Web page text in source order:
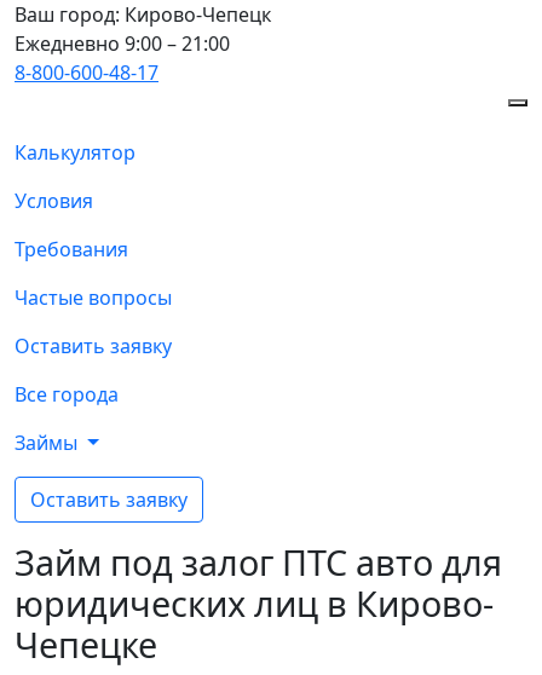
Ваш город: Кирово-Чепецк
Ежедневно 9:00 – 21:00
8-800-600-48-17
Калькулятор
Условия
Требования
Частые вопросы
Оставить заявку
Все города
Займы
Оставить заявку
Займ под залог ПТС авто для
юридических лиц в Кирово-
Чепецке